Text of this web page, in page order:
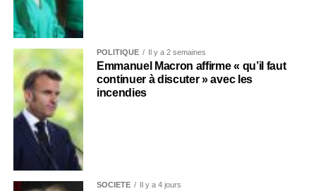
POLITIQUE Il y a 2 semaines
Emmanuel Macron affirme « qu’il faut
continuer à discuter » avec les
incendies
SOCIÉTÉ Il y a 4 jours